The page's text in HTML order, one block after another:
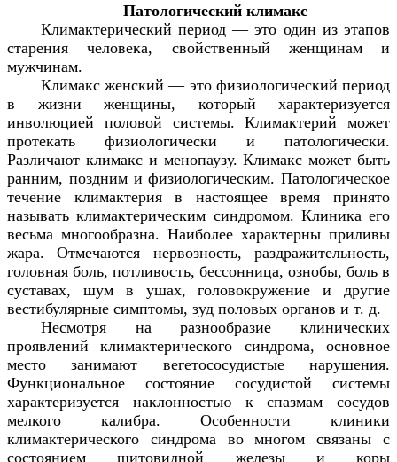
Патологический климакс
Климактерический период — это один из этапов
старения человека, свойственный женщинам и
мужчинам.
Климакс женский — это физиологический период
в жизни женщины, который характеризуется
инволюцией половой системы. Климактерий может
протекать физиологически и патологически.
Различают климакс и менопаузу. Климакс может быть
ранним, поздним и физиологическим. Патологическое
течение климактерия в настоящее время принято
называть климактерическим синдромом. Клиника его
весьма многообразна. Наиболее характерны приливы
жара. Отмечаются нервозность, раздражительность,
головная боль, потливость, бессонница, ознобы, боль в
суставах, шум в ушах, головокружение и другие
вестибулярные симптомы, зуд половых органов и т. д.
Несмотря на разнообразие клинических
проявлений климактерического синдрома, основное
место занимают вегетососудистые нарушения.
Функциональное состояние сосудистой системы
характеризуется наклонностью к спазмам сосудов
мелкого калибра. Особенности клиники
климактерического синдрома во многом связаны с
состоянием щитовидной железы и коры